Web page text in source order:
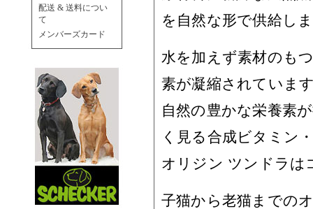
配送 & 送料につい
て
メンバーズカード
を自然な形で供給し
水を加えず素材のも
素が凝縮されていま
自然の豊かな栄養素
く見る合成ビタミン
オリジン ツンドラは
子猫から老猫までの